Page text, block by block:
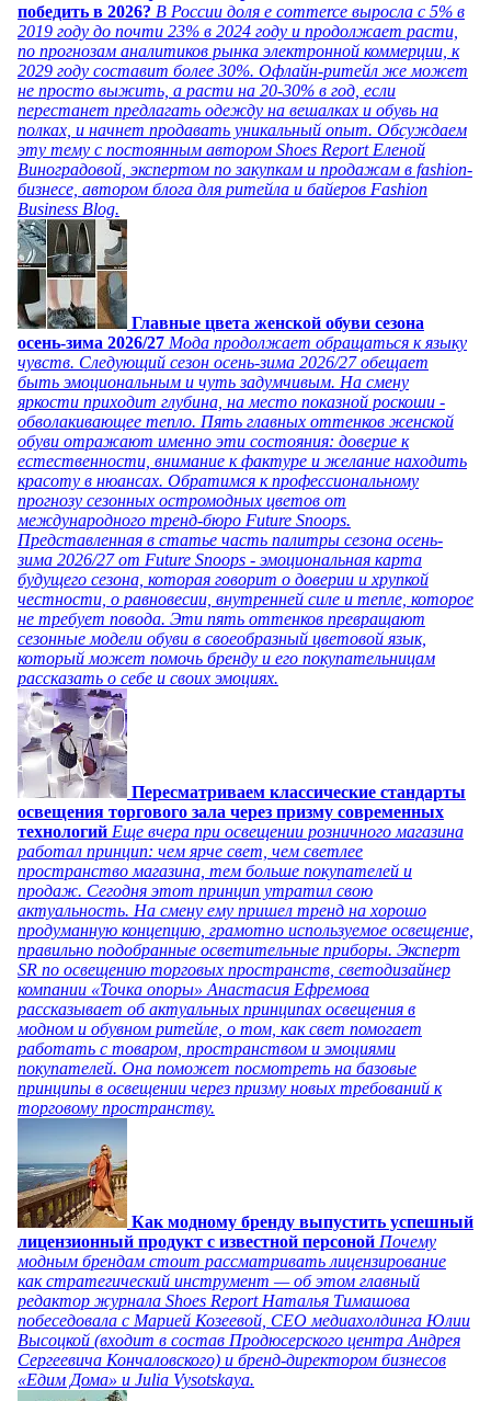
победить в 2026? В России доля e commerce выросла с 5% в
2019 году до почти 23% в 2024 году и продолжает расти,
по прогнозам аналитиков рынка электронной коммерции, к
2029 году составит более 30%. Офлайн-ритейл же может
не просто выжить, а расти на 20-30% в год, если
перестанет предлагать одежду на вешалках и обувь на
полках, и начнет продавать уникальный опыт. Обсуждаем
эту тему с постоянным автором Shoes Report Еленой
Виноградовой, экспертом по закупкам и продажам в fashion-
бизнесе, автором блога для ритейла и байеров Fashion
Business Blog.
Главные цвета женской обуви сезона
осень-зима 2026/27 Мода продолжает обращаться к языку
чувств. Следующий сезон осень-зима 2026/27 обещает
быть эмоциональным и чуть задумчивым. На смену
яркости приходит глубина, на место показной роскоши -
обволакивающее тепло. Пять главных оттенков женской
обуви отражают именно эти состояния: доверие к
естественности, внимание к фактуре и желание находить
красоту в нюансах. Обратимся к профессиональному
прогнозу сезонных остромодных цветов от
международного тренд-бюро Future Snoops.
Представленная в статье часть палитры сезона осень-
зима 2026/27 от Future Snoops - эмоциональная карта
будущего сезона, которая говорит о доверии и хрупкой
честности, о равновесии, внутренней силе и тепле, которое
не требует повода. Эти пять оттенков превращают
сезонные модели обуви в своеобразный цветовой язык,
который может помочь бренду и его покупательницам
рассказать о себе и своих эмоциях.
Пересматриваем классические стандарты
освещения торгового зала через призму современных
технологий Еще вчера при освещении розничного магазина
работал принцип: чем ярче свет, чем светлее
пространство магазина, тем больше покупателей и
продаж. Сегодня этот принцип утратил свою
актуальность. На смену ему пришел тренд на хорошо
продуманную концепцию, грамотно используемое освещение,
правильно подобранные осветительные приборы. Эксперт
SR по освещению торговых пространств, светодизайнер
компании «Точка опоры» Анастасия Ефремова
рассказывает об актуальных принципах освещения в
модном и обувном ритейле, о том, как свет помогает
работать с товаром, пространством и эмоциями
покупателей. Она поможет посмотреть на базовые
принципы в освещении через призму новых требований к
торговому пространству.
Как модному бренду выпустить успешный
лицензионный продукт с известной персоной Почему
модным брендам стоит рассматривать лицензирование
как стратегический инструмент — об этом главный
редактор журнала Shoes Report Наталья Тимашова
побеседовала с Марией Козеевой, СЕО медиахолдинга Юлии
Высоцкой (входит в состав Продюсерского центра Андрея
Сергеевича Кончаловского) и бренд-директором бизнесов
«Едим Дома» и Julia Vysotskaya.